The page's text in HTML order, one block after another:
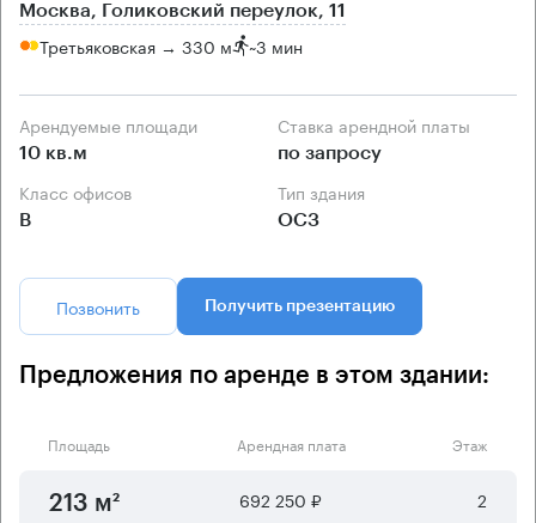
Москва, Голиковский переулок, 11
Третьяковская → 330 м ~3 мин
Арендуемые площади
10 кв.м
Ставка арендной платы
по запросу
Класс офисов
B
Тип здания
ОСЗ
Позвонить Получить презентацию
Предложения по аренде в этом здании:
Площадь Арендная плата Этаж
213 м² 692 250 ₽ 2